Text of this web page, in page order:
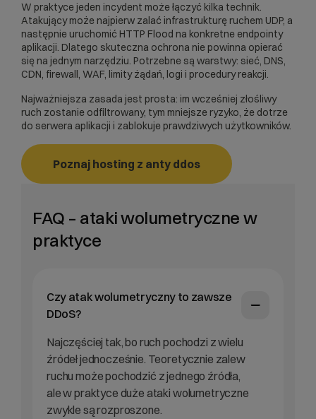
W praktyce jeden incydent może łączyć kilka technik.
Atakujący może najpierw zalać infrastrukturę ruchem UDP, a
następnie uruchomić HTTP Flood na konkretne endpointy
aplikacji. Dlatego skuteczna ochrona nie powinna opierać
się na jednym narzędziu. Potrzebne są warstwy: sieć, DNS,
CDN, firewall, WAF, limity żądań, logi i procedury reakcji.
Najważniejsza zasada jest prosta: im wcześniej złośliwy
ruch zostanie odfiltrowany, tym mniejsze ryzyko, że dotrze
do serwera aplikacji i zablokuje prawdziwych użytkowników.
Poznaj hosting z anty ddos
FAQ – ataki wolumetryczne w
praktyce
Czy atak wolumetryczny to zawsze
DDoS?
Najczęściej tak, bo ruch pochodzi z wielu
źródeł jednocześnie. Teoretycznie zalew
ruchu może pochodzić z jednego źródła,
ale w praktyce duże ataki wolumetryczne
zwykle są rozproszone.